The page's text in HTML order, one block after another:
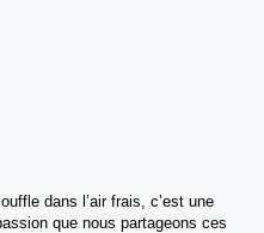
dans l’air frais, c’est une
que nous partageons ces